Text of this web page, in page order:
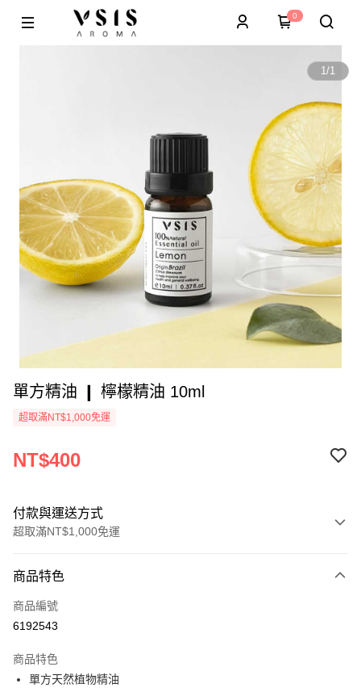
0
1/1
單方精油 ❙ 檸檬精油 10ml
超取滿NT$1,000免運
NT$400
付款與運送方式
超取滿NT$1,000免運
信用卡一次付款
超商取貨付款
街口支付
商品特色
商品編號
6192543
商品特色
單方天然植物精油